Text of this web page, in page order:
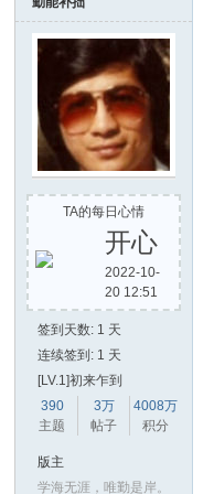
TA的每日心情
开心
2022-10-
20 12:51
签到天数: 1 天
连续签到: 1 天
[LV.1]初来乍到
390
主题
3万
帖子
4008万
积分
版主
学海无涯，唯勤是岸。